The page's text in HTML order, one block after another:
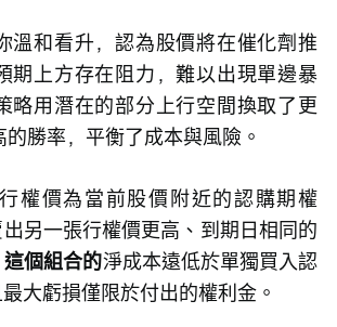
溫和看升，認為股價將在催化劑推
期上方存在阻力，難以出現單邊暴
略用潛在的部分上行空間換取了更
勝率，平衡了成本與風險。
權價為當前股價附近的認購期權
另一張行權價更高、到期日相同的
個組合的淨成本遠低於單獨買入認
大虧損僅限於付出的權利金。